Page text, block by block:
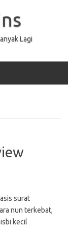
Lagi
surat
nun terkebat,
kecil